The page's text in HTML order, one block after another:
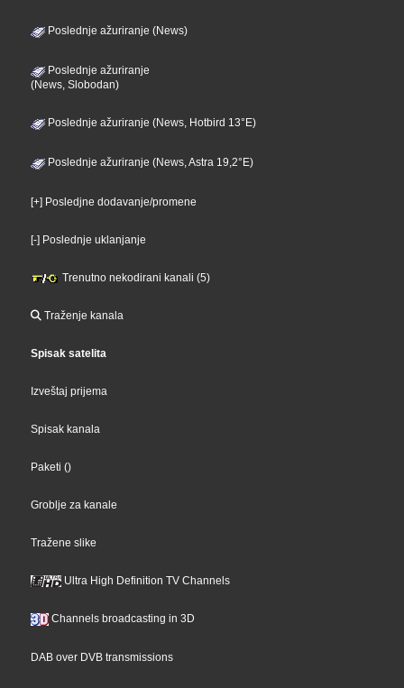
Poslednje ažuriranje (News)
Poslednje ažuriranje
(News, Slobodan)
Poslednje ažuriranje (News, Hotbird 13°E)
Poslednje ažuriranje (News, Astra 19,2°E)
[+] Posledjne dodavanje/promene
[-] Poslednje uklanjanje
Trenutno nekodirani kanali (5)
Traženje kanala
Spisak satelita
Izveštaj prijema
Spisak kanala
Paketi ()
Groblje za kanale
Tražene slike
Ultra High Definition TV Channels
Channels broadcasting in 3D
DAB over DVB transmissions